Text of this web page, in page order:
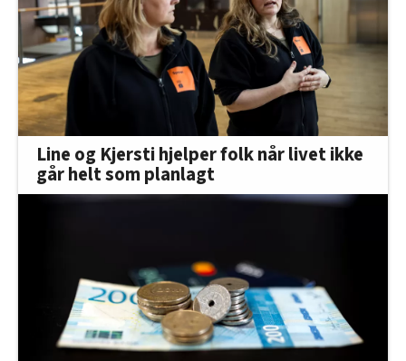
Line og Kjersti hjelper folk når livet ikke
går helt som planlagt